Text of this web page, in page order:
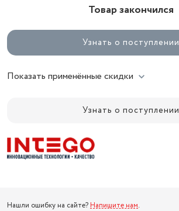
Товар закончился
Узнать о поступлении
Показать применённые скидки
Узнать о поступлении
Нашли ошибку на сайте? Напишите нам.